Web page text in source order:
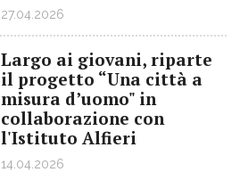
27.04.2026
Largo ai giovani, riparte
il progetto “Una città a
misura d’uomo" in
collaborazione con
l'Istituto Alfieri
14.04.2026